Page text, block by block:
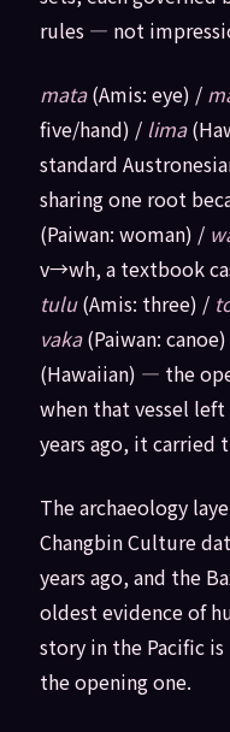
rules — not
mata(Amis: eye) /
five/hand) / lima
standard
sharing one root
(Paiwan: woman) /
v→wh, a textbook
tulu(Amis: three) /
vaka(Paiwan:
(Hawaiian) — the
when that vessel
years ago, it carried
The archaeology
Changbin Culture
years ago, and the
oldest evidence of
story in the Pacific
the opening one.